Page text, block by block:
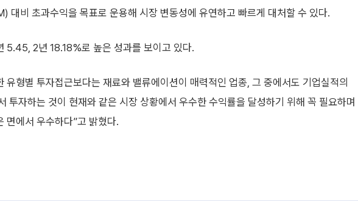
대비 초과수익을 목표로 운용해 시장 변동성에 유연하고 빠르게 대처할 수 있다.
5.45, 2년 18.18%로 높은 성과를 보이고 있다.
유형별 투자접근보다는 재료와 밸류에이션이 매력적인 업종, 그 중에서도 기업실적의
투자하는 것이 현재와 같은 시장 상황에서 우수한 수익률을 달성하기 위해 꼭 필요하며
면에서 우수하다”고 밝혔다.